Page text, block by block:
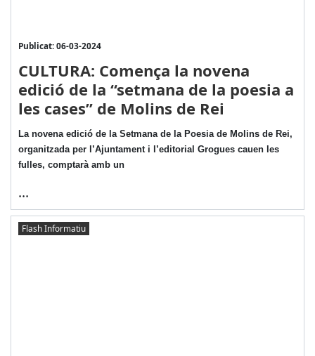
Publicat: 06-03-2024
CULTURA: Comença la novena
edició de la “setmana de la poesia a
les cases” de Molins de Rei
La novena edició de la Setmana de la Poesia de Molins de Rei,
organitzada per l’Ajuntament i l’editorial Grogues cauen les
fulles, comptarà amb un
...
Flash Informatiu